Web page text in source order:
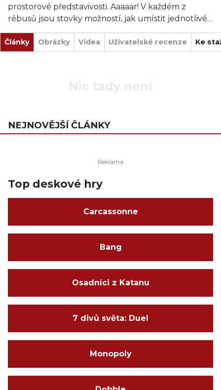
prostorové představivosti. Aaaaar! V každém z
rébusů jsou stovky možností, jak umístit jednotlivé
herní dílky, ale vždy pouze jediné řešení.
Články Obrázky Videa Uživatelské recenze Ke
NEJNOVĚJŠÍ ČLÁNKY
Top deskové hry
Carcassonne
Bang
Osadníci z Katanu
7 divů světa: Duel
Monopoly